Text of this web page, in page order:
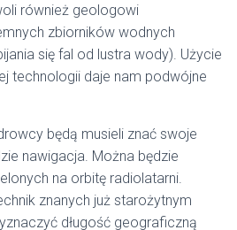
również geologowi
zbiorników wodnych
się fal od lustra wody). Użycie
technologii daje nam podwójne
będą musieli znać swoje
nawigacja. Można będzie
na orbitę radiolatarni.
znanych już starożytnym
długość geograficzną